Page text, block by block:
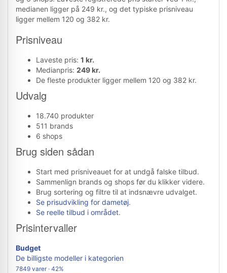
medianen ligger på 249 kr., og det typiske prisniveau
ligger mellem 120 og 382 kr.
Prisniveau
Laveste pris: 1 kr.
Medianpris: 249 kr.
De fleste produkter ligger mellem 120 og 382 kr.
Udvalg
18.740 produkter
511 brands
6 shops
Brug siden sådan
Start med prisniveauet for at undgå falske tilbud.
Sammenlign brands og shops før du klikker videre.
Brug sortering og filtre til at indsnævre udvalget.
Se prisudvikling for dametøj.
Se reelle tilbud i området.
Prisintervaller
Budget
De billigste modeller i kategorien
7849 varer · 42%